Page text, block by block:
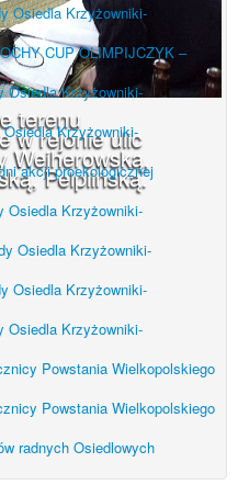
terenu
w rejonie ulic
Wejherowską,
Pelplińską.
Osiedla Krzyżowniki-
CUP OLIMPIJCZYK –
Osiedla Krzyżowniki-
Krzyżowniki-
akcji proekologicznej
Osiedla Krzyżowniki-
Osiedla Krzyżowniki-
Osiedla Krzyżowniki-
Osiedla Krzyżowniki-
Powstania Wielkopolskiego
Powstania Wielkopolskiego
radnych Osiedlowych